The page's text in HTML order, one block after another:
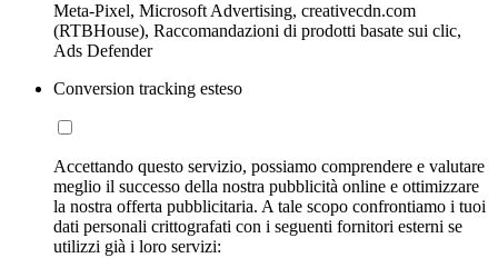
Meta-Pixel, Microsoft Advertising, creativecdn.com
(RTBHouse), Raccomandazioni di prodotti basate sui clic,
Ads Defender
Conversion tracking esteso
Accettando questo servizio, possiamo comprendere e valutare
meglio il successo della nostra pubblicità online e ottimizzare
la nostra offerta pubblicitaria. A tale scopo confrontiamo i tuoi
dati personali crittografati con i seguenti fornitori esterni se
utilizzi già i loro servizi: